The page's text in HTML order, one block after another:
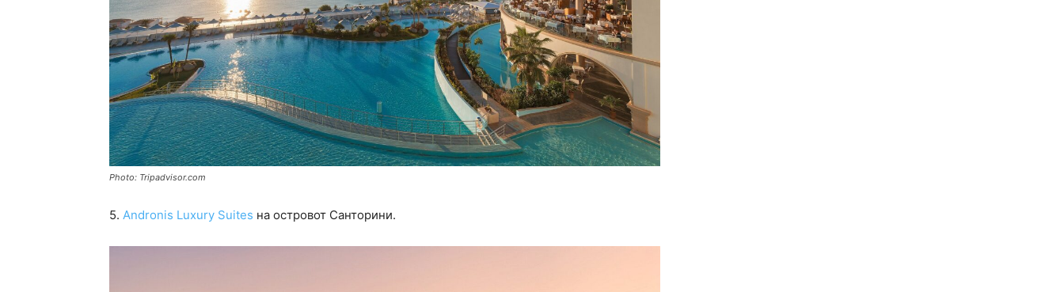
Photo: Tripadvisor.com
5. Andronis Luxury Suites на островот Санторини.